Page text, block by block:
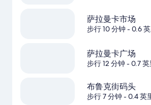
萨拉曼卡市场
步行 10 分钟- 0.6 英
萨拉曼卡广场
步行 12 分钟- 0.7 英
布鲁克街码头
步行 7 分钟- 0.4 英